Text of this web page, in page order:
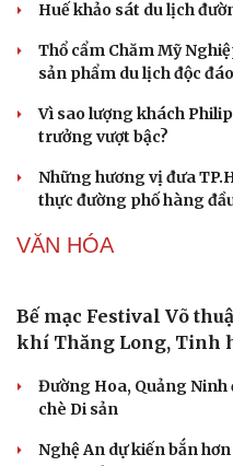
nhận hậu quả lớn
DU LỊCH
Đường Hoa khát vọng
sản” Quảng Ninh
Huế khảo sát du lịch
sản phẩm du lịch độc đáo
Vì sao lượng khách
Những hương vị đưa
thực đường phố hàng